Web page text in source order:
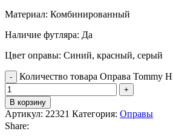
Материал: Комбинированный
Наличие футляра: Да
Цвет оправы: Синий, красный, серый
Количество товара Оправа Tommy
В корзину
Артикул: 22321 Категория: Оправы
Share: